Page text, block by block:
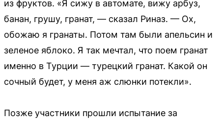
из фруктов. «Я сижу в автомате, вижу арбуз,
банан, грушу, гранат, — сказал Риназ. — Ох,
обожаю я гранаты. Потом там были апельсин и
зеленое яблоко. Я так мечтал, что поем гранат
именно в Турции — турецкий гранат. Какой он
сочный будет, у меня аж слюнки потекли».
Позже участники прошли испытание за